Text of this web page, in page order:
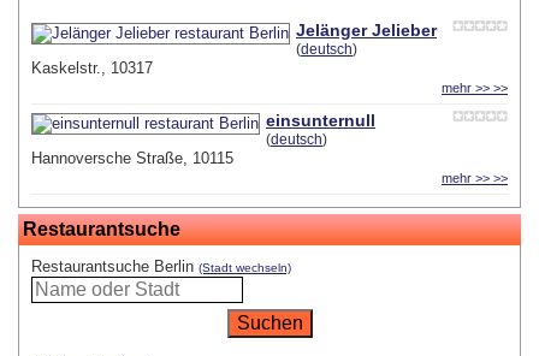
Jelänger Jelieber
(deutsch)
Kaskelstr., 10317
mehr >> >>
einsunternull
(deutsch)
Hannoversche Straße, 10115
mehr >> >>
Restaurantsuche
Restaurantsuche Berlin (Stadt wechseln)